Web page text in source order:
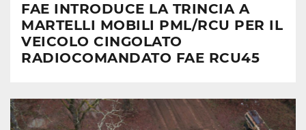
FAE INTRODUCE LA TRINCIA A
MARTELLI MOBILI PML/RCU PER IL
VEICOLO CINGOLATO
RADIOCOMANDATO FAE RCU45